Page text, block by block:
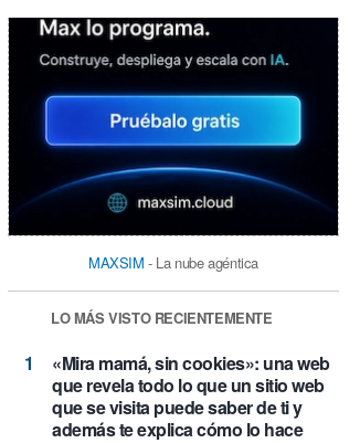
MAXSIM - La nube agéntica
LO MÁS VISTO RECIENTEMENTE
«Mira mamá, sin cookies»: una web
que revela todo lo que un sitio web
que se visita puede saber de ti y
además te explica cómo lo hace